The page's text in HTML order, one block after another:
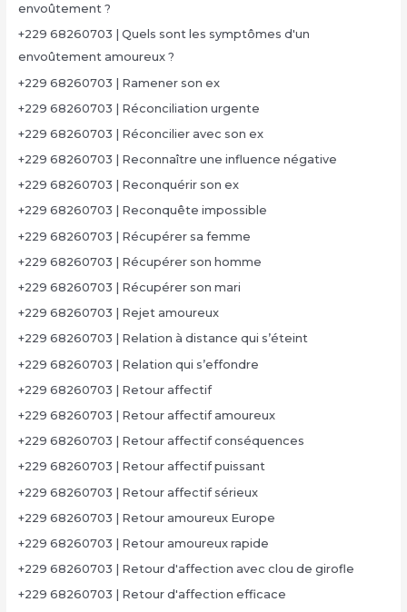
envoûtement ?
+229 68260703 | Quels sont les symptômes d'un
envoûtement amoureux ?
+229 68260703 | Ramener son ex
+229 68260703 | Réconciliation urgente
+229 68260703 | Réconcilier avec son ex
+229 68260703 | Reconnaître une influence négative
+229 68260703 | Reconquérir son ex
+229 68260703 | Reconquête impossible
+229 68260703 | Récupérer sa femme
+229 68260703 | Récupérer son homme
+229 68260703 | Récupérer son mari
+229 68260703 | Rejet amoureux
+229 68260703 | Relation à distance qui s’éteint
+229 68260703 | Relation qui s’effondre
+229 68260703 | Retour affectif
+229 68260703 | Retour affectif amoureux
+229 68260703 | Retour affectif conséquences
+229 68260703 | Retour affectif puissant
+229 68260703 | Retour affectif sérieux
+229 68260703 | Retour amoureux Europe
+229 68260703 | Retour amoureux rapide
+229 68260703 | Retour d'affection avec clou de girofle
+229 68260703 | Retour d'affection efficace